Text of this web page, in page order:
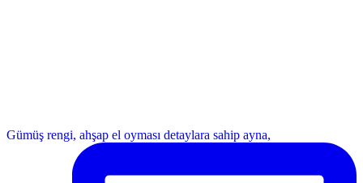
Gümüş rengi, ahşap el oyması detaylara sahip ayna,